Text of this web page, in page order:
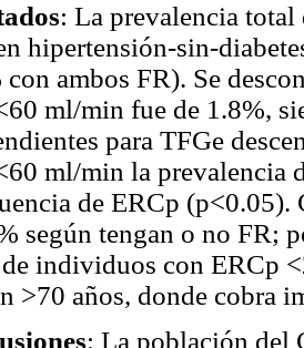
: La prevalencia
hipertensión-sin-
con ambos FR). Se
ml/min fue de 1.8%,
para TFGe
ml/min la prevalencia
de ERCp (p<0.05).
según tengan o no FR;
individuos con ERCp
>70 años, donde cobra
: La población del